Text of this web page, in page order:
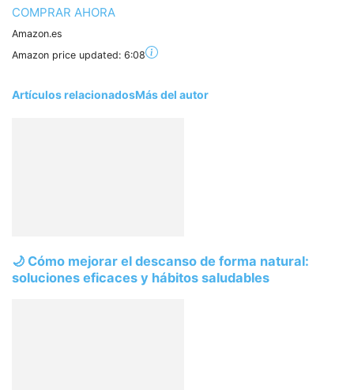
COMPRAR AHORA
Amazon.es
Amazon price updated: 6:08
Artículos relacionadosMás del autor
🌙 Cómo mejorar el descanso de forma natural:
soluciones eficaces y hábitos saludables